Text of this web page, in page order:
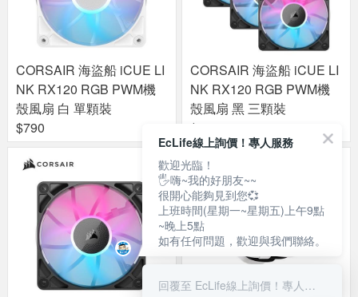
CORSAIR 海盜船 iCUE LI
NK RX120 RGB PWM機
殼風扇 白 單顆裝
$790
CORSAIR 海盜船 iCUE LI
NK RX120 RGB PWM機
殼風扇 黑 三顆裝
$2590
EcLife線上詢價！專人服務
歡迎光臨！
🖐嗨~我的好朋友~~
很開心能夠見到您💞
上班時間(星期一~星期五)上午9點
~晚上5點
如有任何問題，歡迎與我們聯絡。
回覆至 EcLife線上詢價！專人服務